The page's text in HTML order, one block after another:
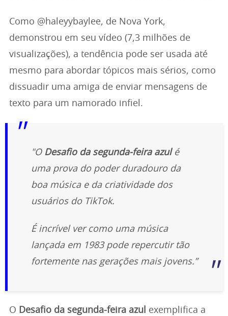
Como @haleyybaylee, de Nova York,
demonstrou em seu vídeo (7,3 milhões de
visualizações), a tendência pode ser usada até
mesmo para abordar tópicos mais sérios, como
dissuadir uma amiga de enviar mensagens de
texto para um namorado infiel.
"O Desafio da segunda-feira azulé
uma prova do poder duradouro da
boa música e da criatividade dos
usuários do TikTok.
É incrível ver como uma música
lançada em 1983 pode repercutir tão
fortemente nas gerações mais jovens.”
O Desafio da segunda-feira azul
exemplifica a